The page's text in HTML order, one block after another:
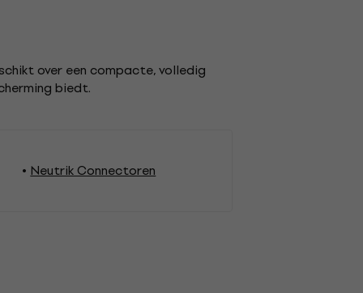
over een compacte, volledig
biedt.
Neutrik Connectoren